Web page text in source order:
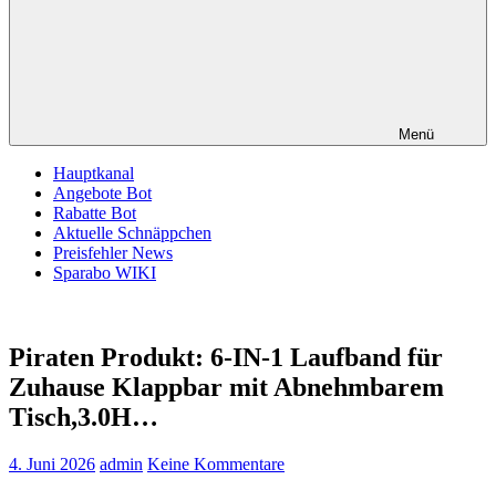
Menü
Hauptkanal
Angebote Bot
Rabatte Bot
Aktuelle Schnäppchen
Preisfehler News
Sparabo WIKI
Piraten Produkt: 6-IN-1 Laufband für
Zuhause Klappbar mit Abnehmbarem
Tisch,3.0H…
4. Juni 2026 admin Keine Kommentare